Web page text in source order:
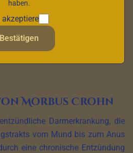
und zu bewältigen.
verstehen
Morbus Crohn
Darmerkrankung, die
vom Mund bis zum Anus
eine chronische Entzündung
haben.
akzeptiere
Bestätigen